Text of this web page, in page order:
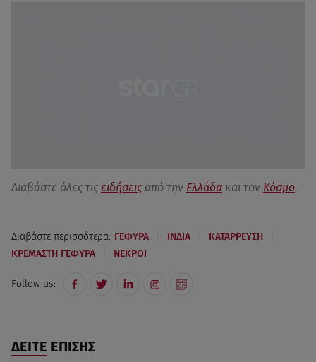
Διαβάστε όλες τις ειδήσεις από την Ελλάδα και τον Κόσμο.
Διαβάστε περισσότερα: ΓΕΦΥΡΑ ΙΝΔΙΑ ΚΑΤΑΡΡΕΥΣΗ
ΚΡΕΜΑΣΤΗ ΓΕΦΥΡΑ ΝΕΚΡΟΙ
Follow us:
ΔΕΙΤΕ ΕΠΙΣΗΣ